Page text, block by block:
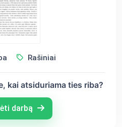
Rašiniai
kai atsiduriama ties riba?
darbą